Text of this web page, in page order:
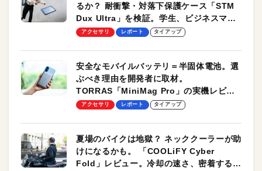
るか？ 耐衝撃・対落下保護ケース「STM
Dux Ultra」を検証。学生、ビジネスマン
のモバイルユースに最適！
アクセサリ レポート タイアップ
安全なモバイルバッテリ＝半固体電池。選
ぶべき理由を開発者に取材。
TORRAS「MiniMag Pro」の実機レビュ
ーも
アクセサリ レポート タイアップ
夏場のバイクは地獄？ ネッククーラーが助
けになるかも。 「COOLiFY Cyber
Fold」レビュー。冷却の速さ、密着する冷